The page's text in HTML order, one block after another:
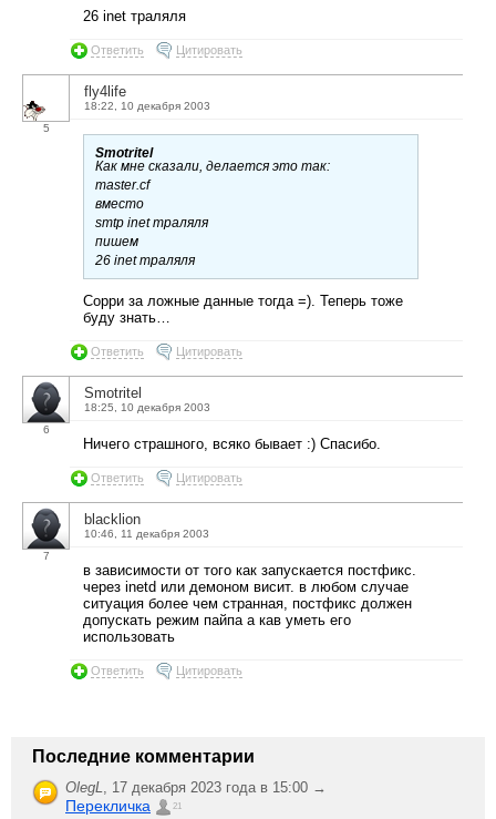
26 inet траляля
Ответить Цитировать
5
fly4life
18:22, 10 декабря 2003
Smotritel
Как мне сказали, делается это так:
master.cf
вместо
smtp inet траляля
пишем
26 inet траляля
Сорри за ложные данные тогда =). Теперь тоже
буду знать…
Ответить Цитировать
6
Smotritel
18:25, 10 декабря 2003
Ничего страшного, всяко бывает :) Спасибо.
Ответить Цитировать
7
blacklion
10:46, 11 декабря 2003
в зависимости от того как запускается постфикс.
через inetd или демоном висит. в любом случае
ситуация более чем странная, постфикс должен
допускать режим пайпа а кав уметь его
использовать
Ответить Цитировать
Последние комментарии
OlegL 17 декабря 2023 года в 15:00 →
Перекличка 21